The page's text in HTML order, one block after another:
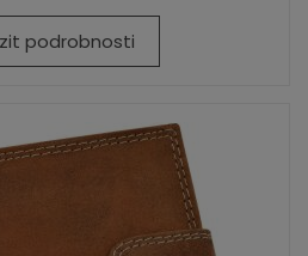
podrobnosti